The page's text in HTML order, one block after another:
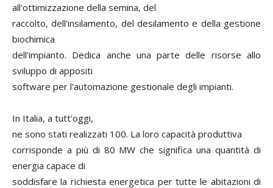
all'ottimizzazione della semina, del
raccolto, dell'insilamento, del desilamento e della gestione
biochimica
dell'impianto. Dedica anche una parte delle risorse allo
sviluppo di appositi
software per l'automazione gestionale degli impianti.
In Italia, a tutt'oggi,
ne sono stati realizzati 100. La loro capacità produttiva
corrisponde a più di 80 MW che significa una quantità di
energia capace di
soddisfare la richiesta energetica per tutte le abitazioni di